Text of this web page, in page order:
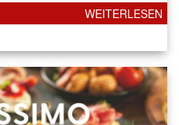
WEITERLESEN